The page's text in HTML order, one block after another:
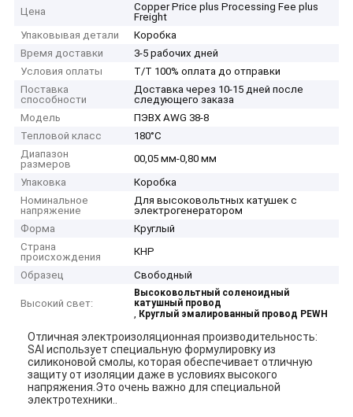
Цена
Copper Price plus Processing Fee plus
Freight
Упаковывая детали
Коробка
Время доставки
3-5 рабочих дней
Условия оплаты
T/T 100% оплата до отправки
Поставка
способности
Доставка через 10-15 дней после
следующего заказа
Модель
ПЭВХ AWG 38-8
Тепловой класс
180°С
Диапазон
размеров
00,05 мм-0,80 мм
Упаковка
Коробка
Номинальное
напряжение
Для высоковольтных катушек с
электрогенератором
Форма
Круглый
Страна
происхождения
КНР
Образец
Свободный
Высокий свет:
Высоковольтный соленоидный
катушный провод
, Круглый эмалированный провод PEWH
Отличная электроизоляционная производительность:
SAI использует специальную формулировку из
силиконовой смолы, которая обеспечивает отличную
защиту от изоляции даже в условиях высокого
напряжения.Это очень важно для специальной
электротехники..